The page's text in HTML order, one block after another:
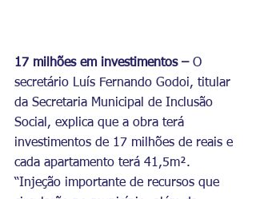
17 milhões em investimentos – O
secretário Luís Fernando Godoi, titular
da Secretaria Municipal de Inclusão
Social, explica que a obra terá
investimentos de 17 milhões de reais e
cada apartamento terá 41,5m².
“Injeção importante de recursos que